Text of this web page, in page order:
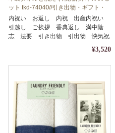
ット tkd-74040//引き出物・ギフト・
内祝い・お中元・お歳暮等に
内祝い お返し 内祝 出産内祝い
引越し ご挨拶 香典返し 満中陰
志 法要 引き出物 引出物 快気祝
¥3,520